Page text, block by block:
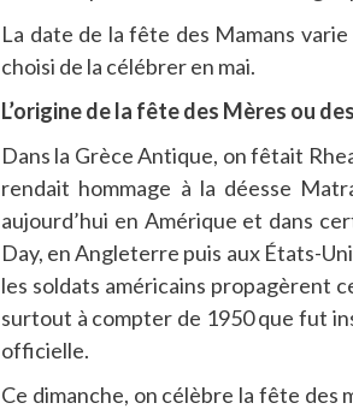
La date de la fête des Mamans varie
choisi de la célébrer en mai.
L’origine de la fête des Mères ou
Dans la Grèce Antique, on fêtait
rendait hommage à la déesse
aujourd’hui en Amérique et dans
Day, en Angleterre puis aux États-
les soldats américains propagèrent
surtout à compter de 1950 que fut
officielle.
Ce dimanche, on célèbre la fête des